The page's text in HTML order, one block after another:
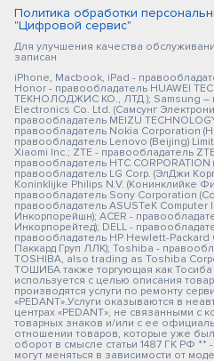
Политика обработки
"Цифровой сервис"
Для улучшения качества
записан
iPhone, Macbook, iPad -
Honor - правообладатель HUAWEI
ТЕКНОЛОДЖИС КО., ЛТД.); Samsung –
Electronics Co. Ltd. (Самсунг
правообладатель MEIZU
правообладатель Nokia Corporation
правообладатель Lenovo (Beijing)
Xiaomi Inc.; ZTE - правообладатель
правообладатель HTC
правообладатель LG Corp. (ЭлДжи
Koninklijke Philips N.V. (Конинклийке
правообладатель Sony Corporation
правообладатель ASUSTeK Computer
Инкорпорейшн); ACER -
Инкорпорейтед); DELL -
правообладатель HP Hewlett-Packard
Паккард Груп ЛЛК); Toshiba -
TOSHIBA, also trading as Toshiba
ТОШИБА также торгующая как
используется с целью описания
производятся услуги по ремонту
«PEDANT».Услуги оказываются в
центрах «PEDANT», не связанными
товарных знаков и/или с ее
отношении товаров, которые уже
оборот в смысле статьи 1487 ГК РФ **
могут меняться в зависимости от